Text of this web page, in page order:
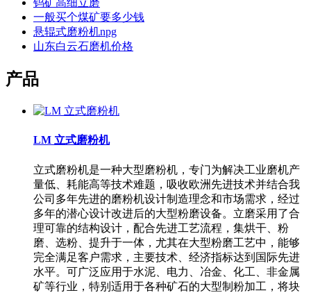
钨矿高细立磨
一般买个煤矿要多少钱
悬辊式磨粉机npg
山东白云石磨机价格
产品
LM 立式磨粉机
立式磨粉机是一种大型磨粉机，专门为解决工业磨机产
量低、耗能高等技术难题，吸收欧洲先进技术并结合我
公司多年先进的磨粉机设计制造理念和市场需求，经过
多年的潜心设计改进后的大型粉磨设备。立磨采用了合
理可靠的结构设计，配合先进工艺流程，集烘干、粉
磨、选粉、提升于一体，尤其在大型粉磨工艺中，能够
完全满足客户需求，主要技术、经济指标达到国际先进
水平。可广泛应用于水泥、电力、冶金、化工、非金属
矿等行业，特别适用于各种矿石的大型制粉加工，将块